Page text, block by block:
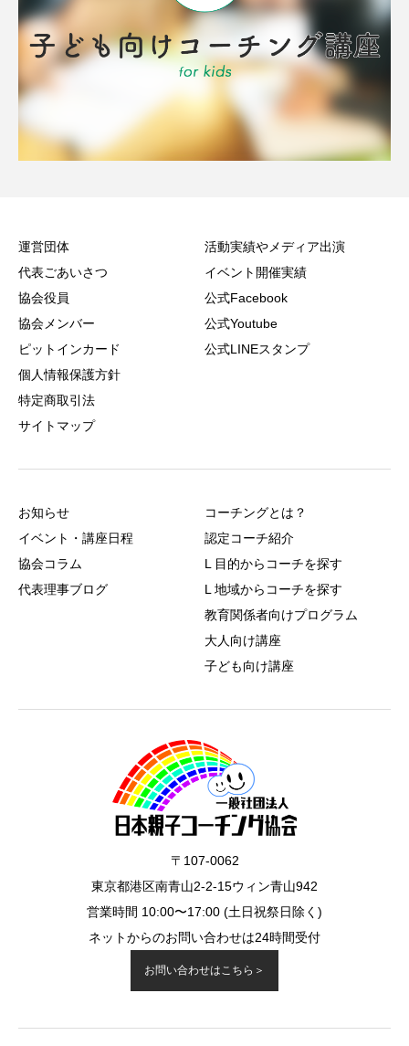
運営団体
代表ごあいさつ
協会役員
協会メンバー
ピットインカード
個人情報保護方針
特定商取引法
サイトマップ
活動実績やメディア出演
イベント開催実績
公式Facebook
公式Youtube
公式LINEスタンプ
お知らせ
イベント・講座日程
協会コラム
代表理事ブログ
コーチングとは？
認定コーチ紹介
L 目的からコーチを探す
L 地域からコーチを探す
教育関係者向けプログラム
大人向け講座
子ども向け講座
〒107-0062
東京都港区南青山2-2-15ウィン青山942
営業時間 10:00〜17:00 (土日祝祭日除く)
ネットからのお問い合わせは24時間受付
お問い合わせはこちら＞